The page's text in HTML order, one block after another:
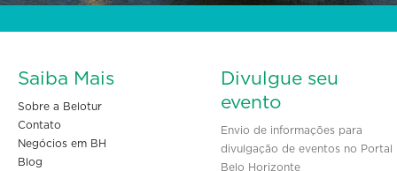
Saiba Mais
Sobre a Belotur
Contato
Negócios em BH
Blog
Divulgue seu
evento
Envio de informações para
divulgação de eventos no Portal
Belo Horizonte